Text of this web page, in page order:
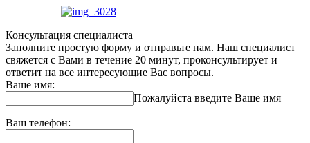
Консультация специалиста
Заполните простую форму и отправьте нам. Наш специалист
свяжется с Вами в течение 20 минут, проконсультирует и
ответит на все интересующие Вас вопросы.
Ваше имя:
Пожалуйста введите Ваше имя
Ваш телефон: